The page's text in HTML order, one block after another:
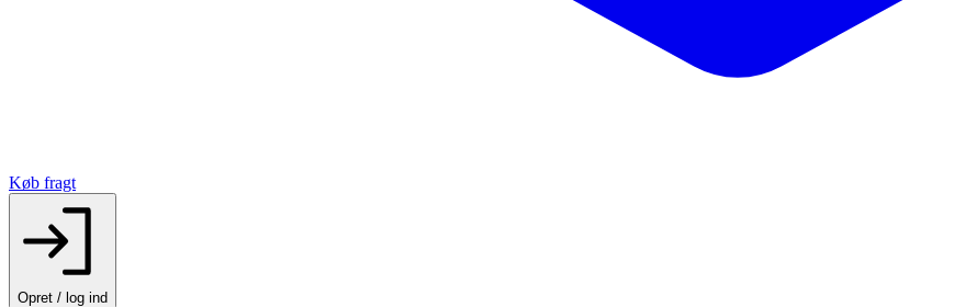
Køb fragt
Opret / log ind